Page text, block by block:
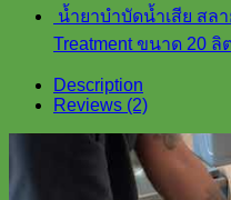
น้ำยาบำบัดน้ำเสีย สล
Treatment ขนาด 20 ลิ
Description
Reviews (2)